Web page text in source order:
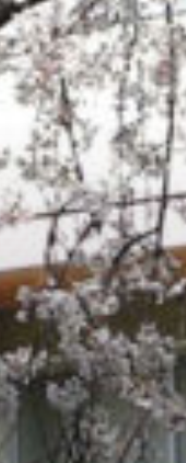
wp-conten